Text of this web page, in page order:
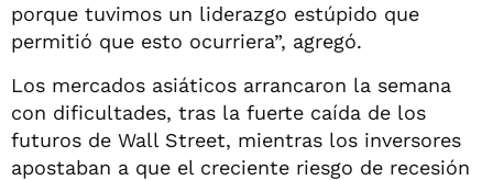
porque tuvimos un liderazgo estúpido que
permitió que esto ocurriera”, agregó.
Los mercados asiáticos arrancaron la semana
con dificultades, tras la fuerte caída de los
futuros de Wall Street, mientras los inversores
apostaban a que el creciente riesgo de recesión